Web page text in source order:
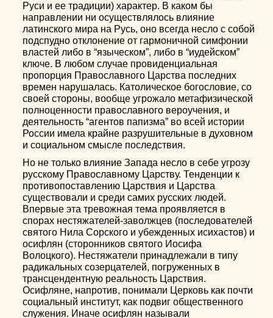
Руси и ее традиции) характер. В каком бы
направлении ни осуществлялось влияние
латинского мира на Русь, оно всегда несло с собой
подспудно отклонение от гармоничной симфонии
властей либо в “языческом”, либо в “иудейском”
ключе. В любом случае провиденциальная
пропорция Православного Царства последних
времен нарушалась. Католическое богословие, со
своей стороны, вообще угрожало метафизической
полноценности православного вероучения, и
деятельность “агентов папизма” во всей истории
России имела крайне разрушительные в духовном
и социальном смысле последствия.
Но не только влияние Запада несло в себе угрозу
русскому Православному Царству. Тенденции к
противопоставлению Царствия и Царства
существовали и среди самих русских людей.
Впервые эта тревожная тема проявляется в
спорах нестяжателей-заволжцев (последователей
святого Нила Сорского и убежденных исихастов) и
осифлян (сторонников святого Иосифа
Волоцкого). Нестяжатели принадлежали в типу
радикальных созерцателей, погруженных в
трансцендентную реальность Царствия.
Осифляне, напротив, понимали Церковь как почти
социальный институт, как подвиг общественного
служения. Иначе осифлян называли